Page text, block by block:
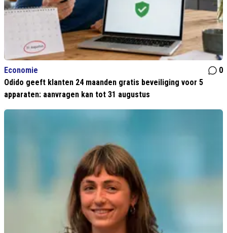
Economie
0
Odido geeft klanten 24 maanden gratis beveiliging voor 5
apparaten: aanvragen kan tot 31 augustus